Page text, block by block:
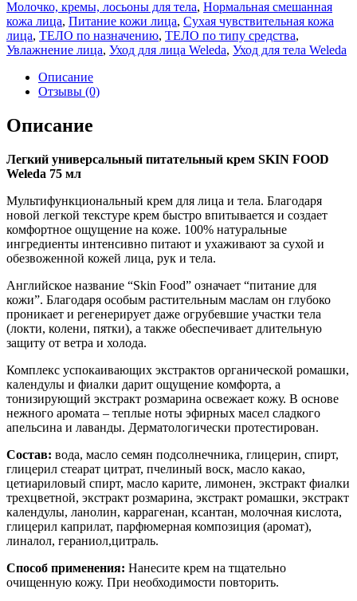
Молочко, кремы, лосьоны для тела, Нормальная смешанная
кожа лица, Питание кожи лица, Сухая чувствительная кожа
лица, ТЕЛО по назначению, ТЕЛО по типу средства,
Увлажнение лица, Уход для лица Weleda, Уход для тела Weleda
Описание
Отзывы (0)
Описание
Легкий универсальный питательный крем SKIN FOOD
Weleda 75 мл
Мультифункциональный крем для лица и тела. Благодаря
новой легкой текстуре крем быстро впитывается и создает
комфортное ощущение на коже. 100% натуральные
ингредиенты интенсивно питают и ухаживают за сухой и
обезвоженной кожей лица, рук и тела.
Английское название “Skin Food” означает “питание для
кожи”. Благодаря особым растительным маслам он глубоко
проникает и регенерирует даже огрубевшие участки тела
(локти, колени, пятки), а также обеспечивает длительную
защиту от ветра и холода.
Комплекс успокаивающих экстрактов органической ромашки,
календулы и фиалки дарит ощущение комфорта, а
тонизирующий экстракт розмарина освежает кожу. В основе
нежного аромата – теплые ноты эфирных масел сладкого
апельсина и лаванды. Дерматологически протестирован.
Состав: вода, масло семян подсолнечника, глицерин, спирт,
глицерил стеарат цитрат, пчелиный воск, масло какао,
цетиариловый спирт, масло карите, лимонен, экстракт фиалки
трехцветной, экстракт розмарина, экстракт ромашки, экстракт
календулы, ланолин, каррагенан, ксантан, молочная кислота,
глицерил каприлат, парфюмерная композиция (аромат),
линалол, гераниол,цитраль.
Способ применения: Нанесите крем на тщательно
очищенную кожу. При необходимости повторить.